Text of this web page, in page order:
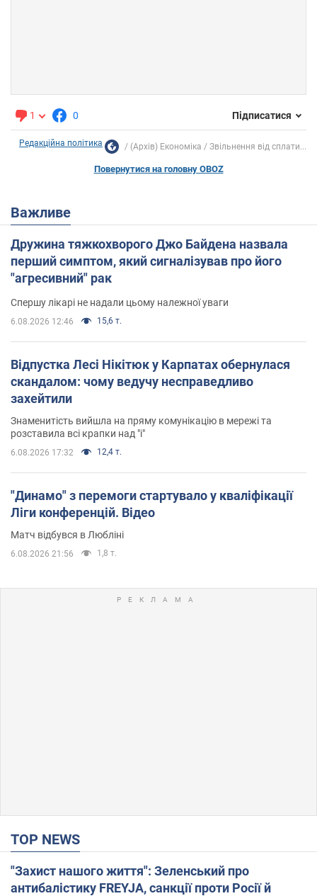
1 0 Підписатися
Редакційна політика (Архів) Економіка Звільнення від сплати...
Повернутися на головну OBOZ
Важливе
Дружина тяжкохворого Джо Байдена назвала
перший симптом, який сигналізував про його
"агресивний" рак
Спершу лікарі не надали цьому належної уваги
6.08.2026 12:46 15,6 т.
Відпустка Лесі Нікітюк у Карпатах обернулася
скандалом: чому ведучу несправедливо
захейтили
Знаменитість вийшла на пряму комунікацію в мережі та
розставила всі крапки над "і"
6.08.2026 17:32 12,4 т.
"Динамо" з перемоги стартувало у кваліфікації
Ліги конференцій. Відео
Матч відбувся в Любліні
6.08.2026 21:56 1,8 т.
TOP NEWS
"Захист нашого життя": Зеленський про
антибалістику FREYJA, санкції проти Росії й